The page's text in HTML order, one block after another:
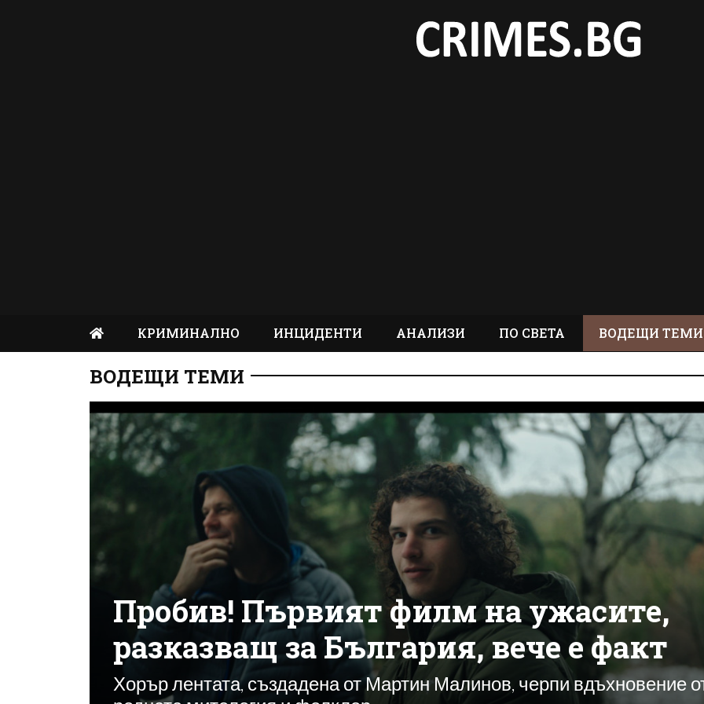
КРИМИНАЛНО ИНЦИДЕНТИ АНАЛИЗИ ПО СВЕТА ВОДЕЩИ ТЕМИ
ВОДЕЩИ ТЕМИ
Пробив! Първият филм на ужасите,
разказващ за България, вече е факт
Хорър лентата, създадена от Мартин Малинов, черпи вдъхновение